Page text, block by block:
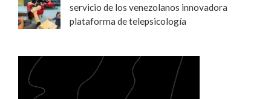
servicio de los venezolanos innovadora
plataforma de telepsicología